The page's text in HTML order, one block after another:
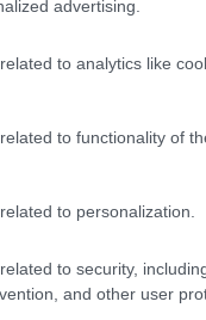
advertising.
to analytics like
to functionality of
to personalization.
to security,
and other user